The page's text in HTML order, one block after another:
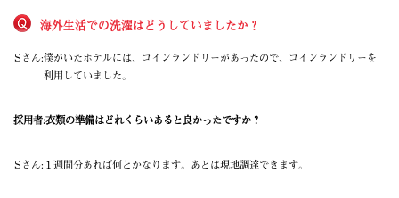
海外生活での洗濯はどうしていましたか？
Sさん:僕がいたホテルには、コインランドリーがあったので、コインランドリーを
利用していました。
採用者:衣類の準備はどれくらいあると良かったですか？
Sさん: １週間分あれば何とかなります。あとは現地調達できます。